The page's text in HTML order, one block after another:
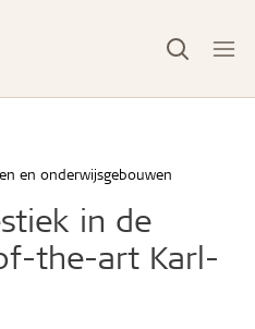
en onderwijsgebouwen
in de
the-art Karl-